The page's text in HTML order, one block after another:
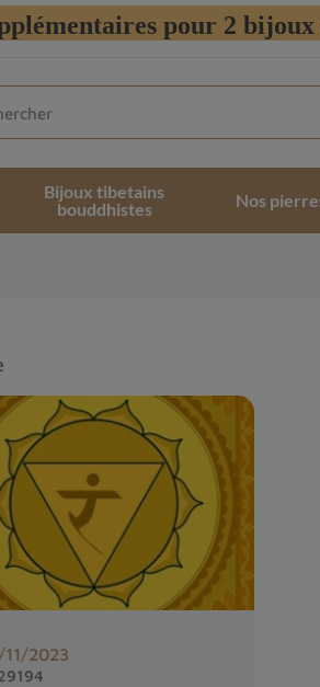
pour 2
Bijoux tibetains
bouddhistes
Nos
2023